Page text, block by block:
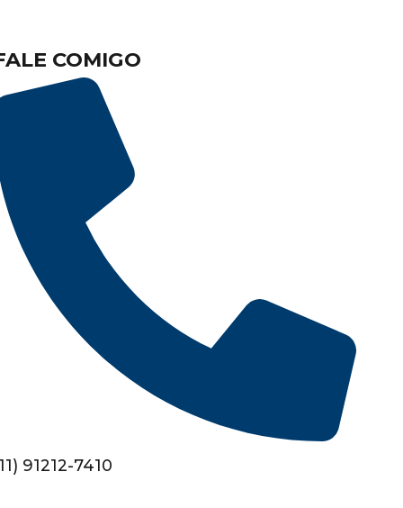
COMIGO
91212-7410